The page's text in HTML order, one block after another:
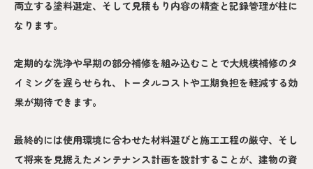
両立する塗料選定、そして見積もり内容の精査と記録管理が柱に
なります。
定期的な洗浄や早期の部分補修を組み込むことで大規模補修のタ
イミングを遅らせられ、トータルコストや工期負担を軽減する効
果が期待できます。
最終的には使用環境に合わせた材料選びと施工工程の厳守、そし
て将来を見据えたメンテナンス計画を設計することが、建物の資